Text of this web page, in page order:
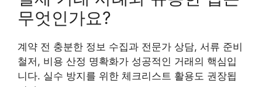
무엇인가요?
계약 전 충분한 정보 수집과 전문가 상담, 서류 준비
철저, 비용 산정 명확화가 성공적인 거래의 핵심입
니다. 실수 방지를 위한 체크리스트 활용도 권장됩